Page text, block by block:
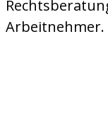
Arbeitnehmer.